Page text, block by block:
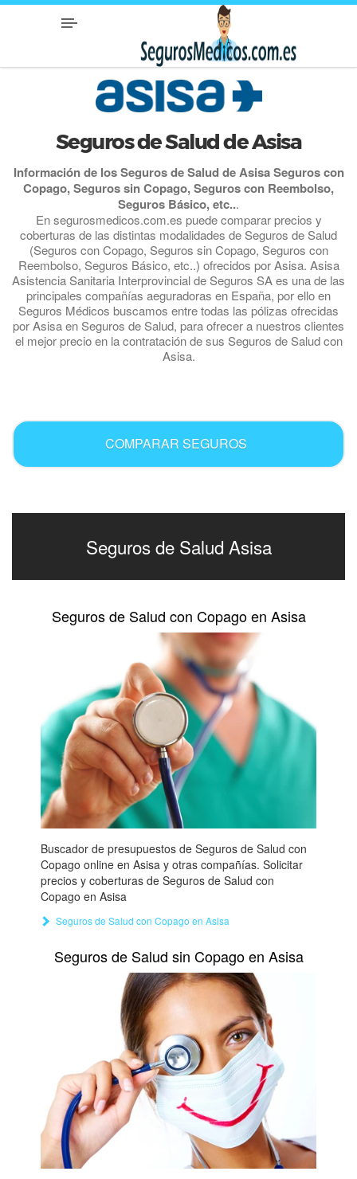
Seguros de Salud de Asisa
Información de los Seguros de Salud de Asisa Seguros con
Copago, Seguros sin Copago, Seguros con Reembolso,
Seguros Básico, etc...
En segurosmedicos.com.es puede comparar precios y
coberturas de las distintas modalidades de Seguros de Salud
(Seguros con Copago, Seguros sin Copago, Seguros con
Reembolso, Seguros Básico, etc..) ofrecidos por Asisa. Asisa
Asistencia Sanitaria Interprovincial de Seguros SA es una de las
principales compañías aeguradoras en España, por ello en
Seguros Médicos buscamos entre todas las pólizas ofrecidas
por Asisa en Seguros de Salud, para ofrecer a nuestros clientes
el mejor precio en la contratación de sus Seguros de Salud con
Asisa.
COMPARAR SEGUROS
Seguros de Salud Asisa
Seguros de Salud con Copago en Asisa
Buscador de presupuestos de Seguros de Salud con
Copago online en Asisa y otras compañías. Solicitar
precios y coberturas de Seguros de Salud con
Copago en Asisa
Seguros de Salud con Copago en Asisa
Seguros de Salud sin Copago en Asisa